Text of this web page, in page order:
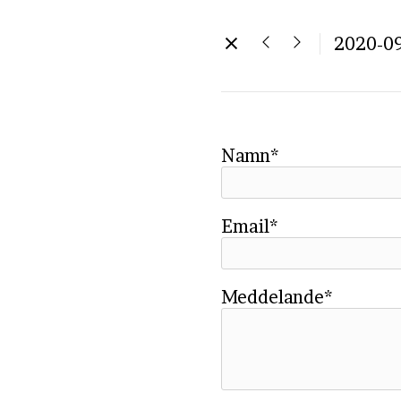
2020-
Namn*
Email*
Meddelande*